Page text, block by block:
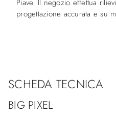
Piave. Il negozio effettua
progettazione accurata e su
SCHEDA TECNICA
BIG PIXEL